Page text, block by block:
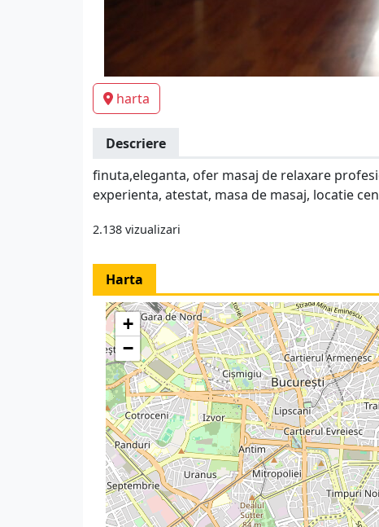
harta
Descriere
finuta,eleganta, ofer masaj de relaxare
experienta, atestat, masa de masaj, locatie
2.138 vizualizari
Harta
+
−